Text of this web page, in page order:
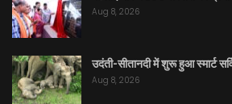
Aug 8, 2026
उदंती-सीतानदी में शुरू हुआ स्मार्ट
Aug 8, 2026